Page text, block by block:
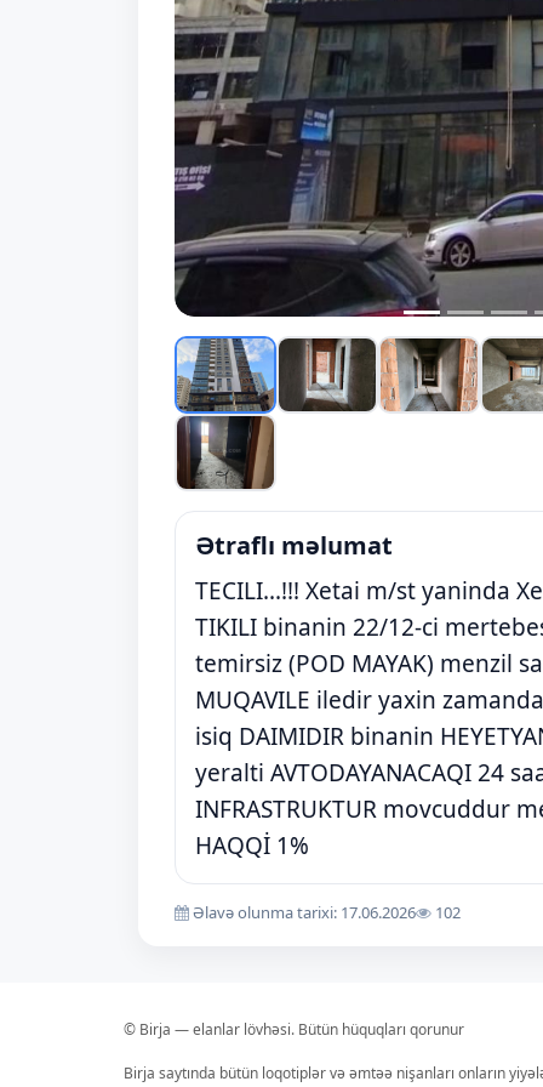
Ətraflı məlumat
TECILI...!!! Xetai m/st yaninda
TIKILI binanin 22/12-ci
temirsiz (POD MAYAK) menzil
MUQAVILE iledir yaxin
isiq DAIMIDIR binanin
yeralti AVTODAYANACAQI 24
INFRASTRUKTUR movcuddur
HAQQİ 1%
Əlavə olunma tarixi: 17.06.2026 102
© Birja — elanlar lövhəsi. Bütün hüquqları qorunur
Birja saytında bütün loqotiplər və əmtəə nişanları onların